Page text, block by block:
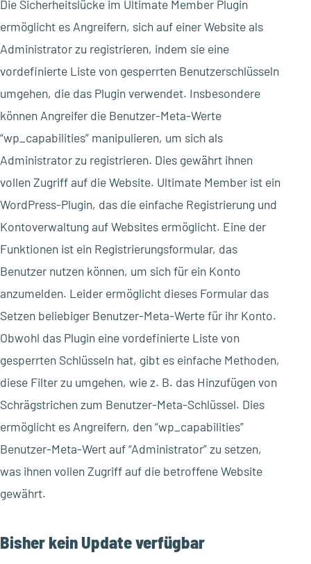
Die Sicherheitslücke im Ultimate Member Plugin
ermöglicht es Angreifern, sich auf einer Website als
Administrator zu registrieren, indem sie eine
vordefinierte Liste von gesperrten Benutzerschlüsseln
umgehen, die das Plugin verwendet. Insbesondere
können Angreifer die Benutzer-Meta-Werte
“wp_capabilities” manipulieren, um sich als
Administrator zu registrieren. Dies gewährt ihnen
vollen Zugriff auf die Website. Ultimate Member ist ein
WordPress-Plugin, das die einfache Registrierung und
Kontoverwaltung auf Websites ermöglicht. Eine der
Funktionen ist ein Registrierungsformular, das
Benutzer nutzen können, um sich für ein Konto
anzumelden. Leider ermöglicht dieses Formular das
Setzen beliebiger Benutzer-Meta-Werte für ihr Konto.
Obwohl das Plugin eine vordefinierte Liste von
gesperrten Schlüsseln hat, gibt es einfache Methoden,
diese Filter zu umgehen, wie z. B. das Hinzufügen von
Schrägstrichen zum Benutzer-Meta-Schlüssel. Dies
ermöglicht es Angreifern, den “wp_capabilities”
Benutzer-Meta-Wert auf “Administrator” zu setzen,
was ihnen vollen Zugriff auf die betroffene Website
gewährt.
Bisher kein Update verfügbar